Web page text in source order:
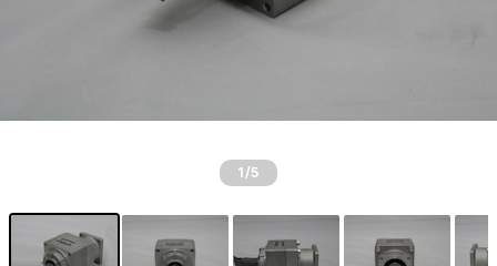
1 /5